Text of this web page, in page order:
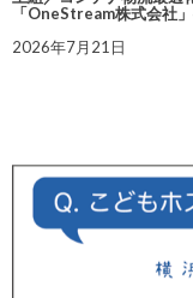
「OneStream株式会社
2026年7月21日